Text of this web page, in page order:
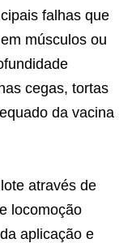
falhas que
músculos ou
cegas, tortas
da vacina
através de
locomoção
aplicação e